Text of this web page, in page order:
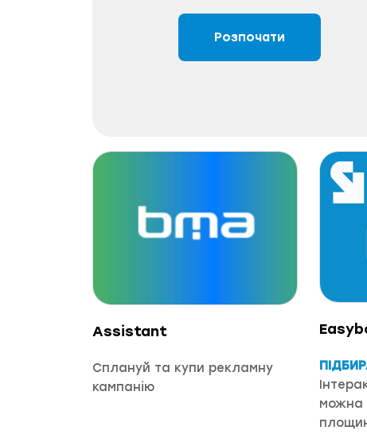
Розпочати
Assistant
Сплануй та купи рекламну
кампанію
можна